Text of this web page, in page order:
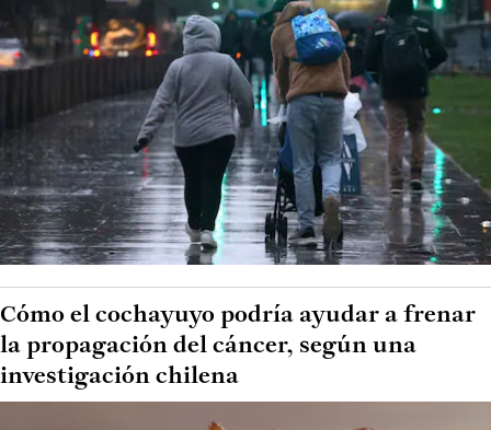
Cómo el cochayuyo podría ayudar a frenar
la propagación del cáncer, según una
investigación chilena